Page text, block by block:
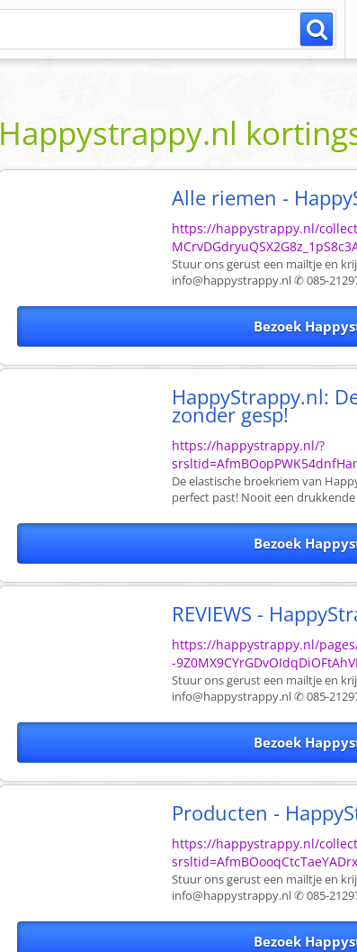
Happystrappy.nl
Alle riemen -
https://happystrappy.nl/
Stuur ons gerust een mailtje en
info@happystrappy.nl✆ 085-
Bezoek
HappyStrappy.nl:
zonder gesp!
https://happystrappy.nl/?
De elastische broekriem van
perfect past! Nooit een
Bezoek
REVIEWS -
https://happystrappy.nl/
-
Stuur ons gerust een mailtje en
info@happystrappy.nl✆ 085-
Bezoek
Producten -
https://happystrappy.nl/
Stuur ons gerust een mailtje en
info@happystrappy.nl✆ 085-
Bezoek